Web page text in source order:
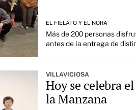
EL FIELATO Y EL NORA
Más de 200 personas
antes de la entrega de
VILLAVICIOSA
Hoy se celebra
la Manzana